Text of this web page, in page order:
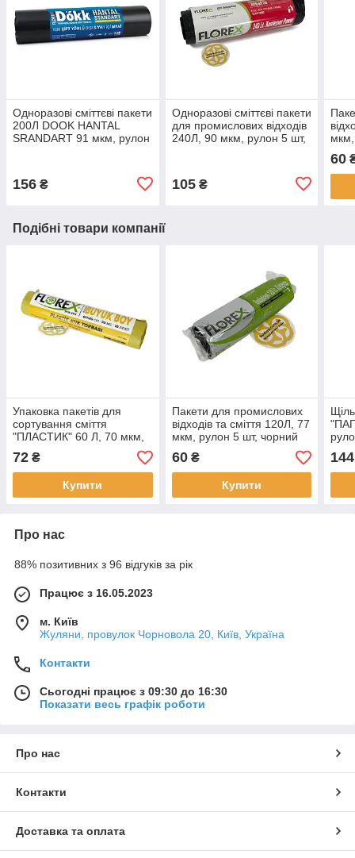
Одноразові сміттєві пакети
200Л DOOK HANTAL
SRANDART 91 мкм, рулон
156 ₴
Одноразові сміттєві пакети
для промислових відходів
240Л, 90 мкм, рулон 5 шт,
105₴
60
Подібні товари компанії
Упаковка пакетів для
сортування сміття
"ПЛАСТИК" 60 Л, 70 мкм,
Sanpreis
72 ₴
Купити
Пакети для промислових
відходів та сміття 120Л, 77
мкм, рулон 5 шт, чорний
60₴
Купити
144
Про нас
88% позитивних з 96 відгуків за рік
Працює з 16.05.2023
м. Київ
Жуляни, провулок Чорновола 20, Київ, Україна
Контакти
Сьогодні працює з 09:30 до 16:30
Показати весь графік роботи
Про нас
Контакти
Доставка та оплата